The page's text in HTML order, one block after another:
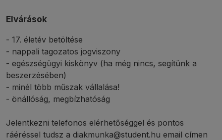
Elvárások
- 17. életév betöltése
- nappali tagozatos jogviszony
- egészségügyi kiskönyv (ha még nincs, segítünk a
beszerzésében)
- minél több műszak vállalása!
- önállóság, megbízhatóság
Jelentkezni telefonos elérhetőséggel és pontos
ráéréssel tudsz a diakmunka@student.hu email címen